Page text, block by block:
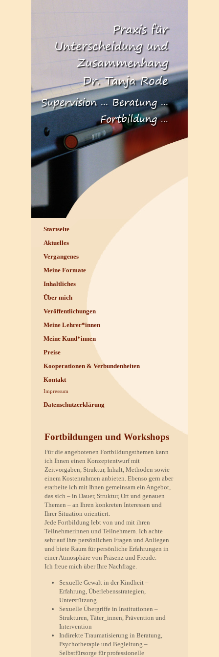
Praxis für
Unterscheidung und
Zusammenhang
Dr. Tanja Rode
Supervision ... Beratung ...
Fortbildung ...
Startseite
Aktuelles
Vergangenes
Meine Formate
Inhaltliches
Über mich
Veröffentlichungen
Meine Lehrer*innen
Meine Kund*innen
Preise
Kooperationen & Verbundenheiten
Kontakt
Impressum
Datenschutzerklärung
Fortbildungen und Workshops
Für die angebotenen Fortbildungsthemen kann
ich Ihnen einen Konzeptentwurf mit
Zeitvorgaben, Struktur, Inhalt, Methoden sowie
einem Kostenrahmen anbieten. Ebenso gern aber
erarbeite ich mit Ihnen gemeinsam ein Angebot,
das sich – in Dauer, Struktur, Ort und genauen
Themen – an Ihren konkreten Interessen und
Ihrer Situation orientiert.
Jede Fortbildung lebt von und mit ihren
Teilnehmerinnen und Teilnehmern. Ich achte
sehr auf Ihre persönlichen Fragen und Anliegen
und biete Raum für persönliche Erfahrungen in
einer Atmosphäre von Präsenz und Freude.
Ich freue mich über Ihre Nachfrage.
Sexuelle Gewalt in der Kindheit –
Erfahrung, Überlebensstrategien,
Unterstützung
Sexuelle Übergriffe in Institutionen –
Strukturen, Täter_innen, Prävention und
Intervention
Indirekte Traumatisierung in Beratung,
Psychotherapie und Begleitung –
Selbstfürsorge für professionelle